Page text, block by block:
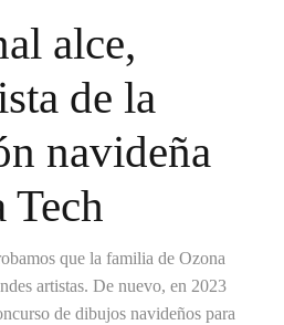
alce,
de la
navideña
Tech
que la familia de Ozona
artistas. De nuevo, en 2023
de dibujos navideños para